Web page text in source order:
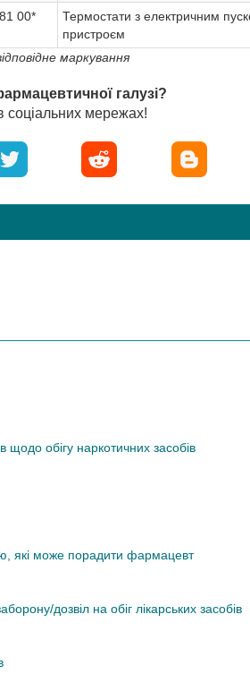
00*
Термостати з електричним
пристроєм
маркування
галузі?
мережах!
обігу наркотичних засобів
які може порадити фармацевт
дозвіл на обіг лікарських засобів